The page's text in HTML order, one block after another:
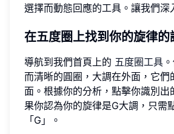
選擇而動態回應的工具。讓我們深
在五度圈上找到你的旋律的
導航到我們首頁上的 五度圈工具
而清晰的圓圈，大調在外面，它們
面。根據你的分析，點擊你識別出
果你認為你的旋律是G大調，只需
「G」。